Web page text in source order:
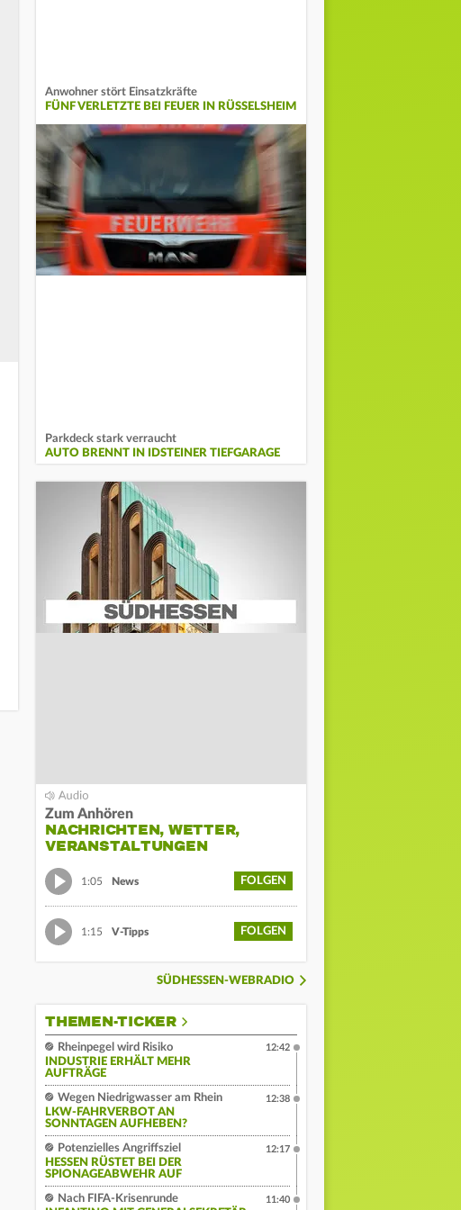
Anwohner stört Einsatzkräfte
FÜNF VERLETZTE BEI FEUER IN RÜSSELSHEIM
Parkdeck stark verraucht
AUTO BRENNT IN IDSTEINER TIEFGARAGE
Zum Anhören
NACHRICHTEN, WETTER,
VERANSTALTUNGEN
1:05 News FOLGEN
1:15 V-Tipps FOLGEN
SÜDHESSEN-WEBRADIO
THEMEN-TICKER
Rheinpegel wird Risiko
INDUSTRIE ERHÄLT MEHR
AUFTRÄGE
12:42
Wegen Niedrigwasser am Rhein
LKW-FAHRVERBOT AN
SONNTAGEN AUFHEBEN?
12:38
Potenzielles Angriffsziel
HESSEN RÜSTET BEI DER
SPIONAGEABWEHR AUF
12:17
Nach FIFA-Krisenrunde
11:40